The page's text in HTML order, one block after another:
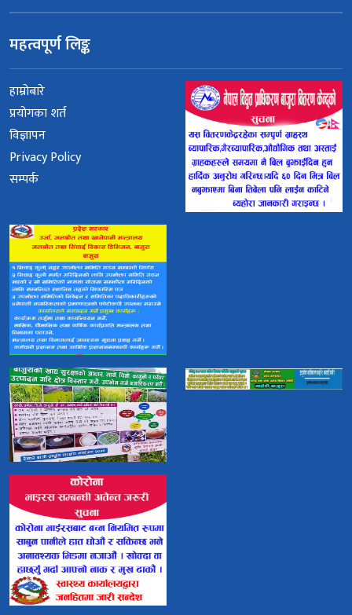
महत्वपूर्ण लिङ्क
हाम्रोबारे
प्रयोगका शर्त
विज्ञापन
Privacy Policy
सम्पर्क